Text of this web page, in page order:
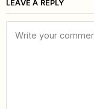
LEAVE A REPLY